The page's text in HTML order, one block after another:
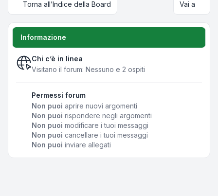
Torna all’Indice della Board Vai a
Informazione
Chi c’è in linea
Visitano il forum: Nessuno e 2 ospiti
Permessi forum
Non puoi aprire nuovi argomenti
Non puoi rispondere negli argomenti
Non puoi modificare i tuoi messaggi
Non puoi cancellare i tuoi messaggi
Non puoi inviare allegati